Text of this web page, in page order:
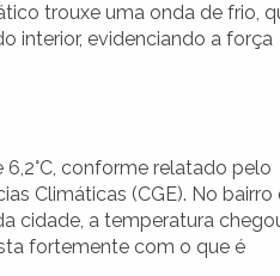
trouxe uma onda de frio,
interior, evidenciando a força
conforme relatado pelo
Climáticas (CGE). No bairro
cidade, a temperatura
fortemente com o que é